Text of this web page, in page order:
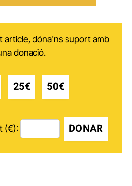
article, dóna'ns suport amb
donació.
25€ 50€
(€): DONAR